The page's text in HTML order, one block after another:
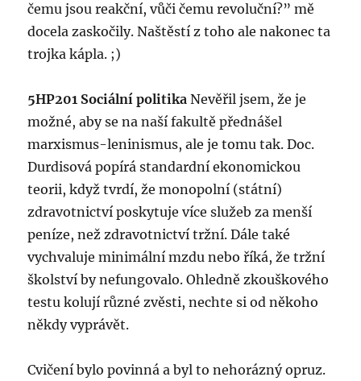
čemu jsou reakční, vůči čemu revoluční?” mě
docela zaskočily. Naštěstí z toho ale nakonec ta
trojka kápla. ;)
5HP201 Sociální politika Nevěřil jsem, že je
možné, aby se na naší fakultě přednášel
marxismus-leninismus, ale je tomu tak. Doc.
Durdisová popírá standardní ekonomickou
teorii, když tvrdí, že monopolní (státní)
zdravotnictví poskytuje více služeb za menší
peníze, než zdravotnictví tržní. Dále také
vychvaluje minimální mzdu nebo říká, že tržní
školství by nefungovalo. Ohledně zkouškového
testu kolují různé zvěsti, nechte si od někoho
někdy vyprávět.
Cvičení bylo povinná a byl to nehorázný opruz.